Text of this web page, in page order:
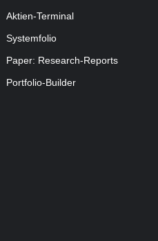
Aktien-Terminal
Systemfolio
Paper: Research-Reports
Portfolio-Builder